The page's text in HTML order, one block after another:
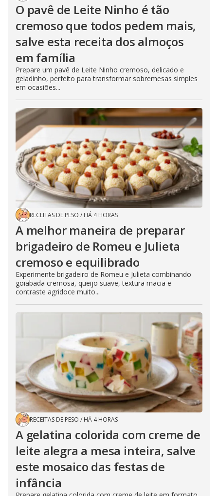
O pavê de Leite Ninho é tão
cremoso que todos pedem mais,
salve esta receita dos almoços
em família
Prepare um pavê de Leite Ninho cremoso, delicado e
geladinho, perfeito para transformar sobremesas simples
em ocasiões...
RECEITAS DE PESO / HÁ 4 HORAS
A melhor maneira de preparar
brigadeiro de Romeu e Julieta
cremoso e equilibrado
Experimente brigadeiro de Romeu e Julieta combinando
goiabada cremosa, queijo suave, textura macia e
contraste agridoce muito...
RECEITAS DE PESO / HÁ 4 HORAS
A gelatina colorida com creme de
leite alegra a mesa inteira, salve
este mosaico das festas de
infância